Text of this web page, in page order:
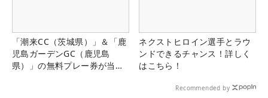
「潮来CC（茨城県）」＆「鹿
児島ガーデンGC（鹿児島
県）」の無料プレー券が当た
ネクストヒロイン選手とラウ
ンドできるチャンス！詳しく
はこちら！
Recommended by